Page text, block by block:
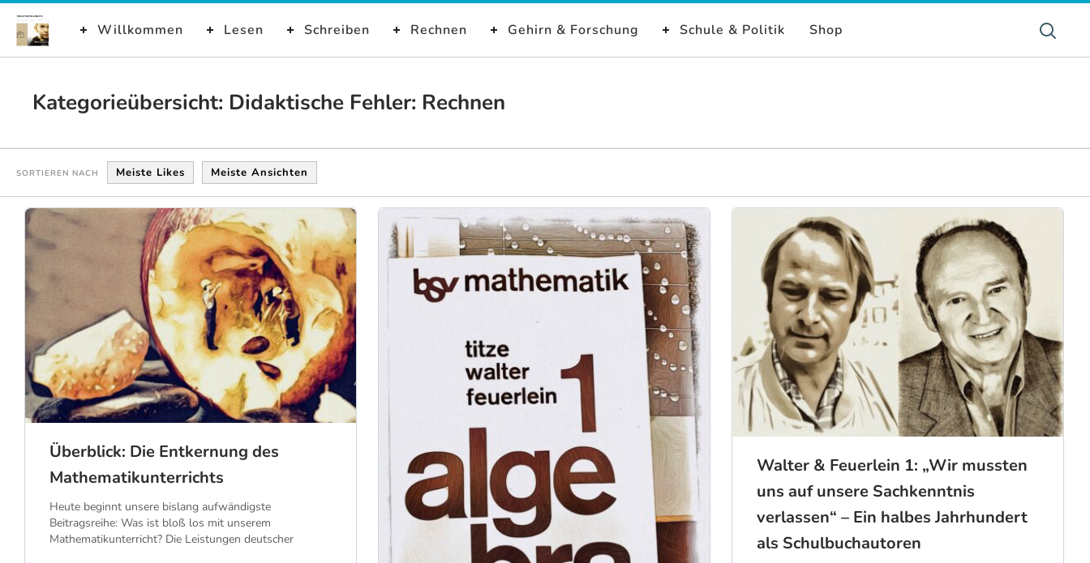
Willkommen Lesen Schreiben Rechnen Gehirn & Forschung Schule & Politik Shop
Kategorieübersicht: Didaktische Fehler: Rechnen
SORTIEREN NACH Meiste Likes Meiste Ansichten
Überblick: Die Entkernung des
Mathematikunterrichts
Heute beginnt unsere bislang aufwändigste
Beitragsreihe: Was ist bloß los mit unserem
Mathematikunterricht? Die Leistungen deutscher
Walter & Feuerlein 1: „Wir mussten
uns auf unsere Sachkenntnis
verlassen“ – Ein halbes Jahrhundert
als Schulbuchautoren